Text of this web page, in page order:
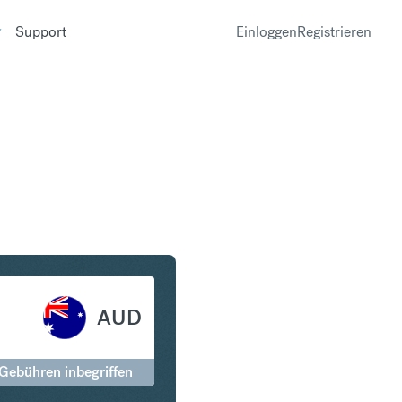
Support EinloggenRegistrieren
AUD
inbegriffen